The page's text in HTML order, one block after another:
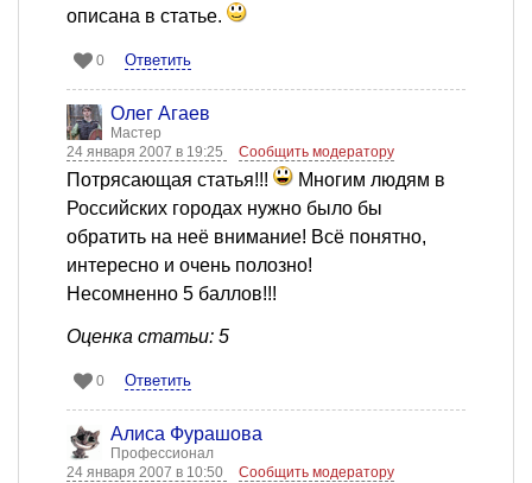
описана в статье.
0 Ответить
Олег Агаев
Мастер
24 января 2007 в 19:25
Сообщить модератору
Потрясающая статья!!!
Многим людям в
Российских городах нужно было бы
обратить на неё внимание! Всё понятно,
интересно и очень полозно!
Несомненно 5 баллов!!!
Оценка статьи: 5
0 Ответить
Алиса Фурашова
Профессионал
24 января 2007 в 10:50
Сообщить модератору